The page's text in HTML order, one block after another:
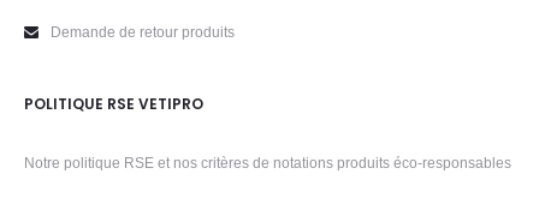
Demande de retour produits
POLITIQUE RSE VETIPRO
Notre politique RSE et nos critères de notations produits éco-responsables